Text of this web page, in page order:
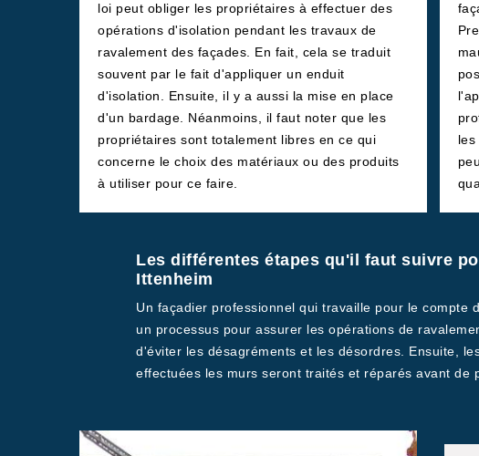
loi peut obliger les propriétaires à effectuer des
opérations d'isolation pendant les travaux de
ravalement des façades. En fait, cela se traduit
souvent par le fait d'appliquer un enduit
d'isolation. Ensuite, il y a aussi la mise en place
d'un bardage. Néanmoins, il faut noter que les
propriétaires sont totalement libres en ce qui
concerne le choix des matériaux ou des produits
à utiliser pour ce faire.
Les différentes étapes qu'il faut suivre
Ittenheim
Un façadier professionnel qui travaille pour le compte
un processus pour assurer les opérations de
d'éviter les désagréments et les désordres. Ensuite,
effectuées les murs seront traités et réparés avant de